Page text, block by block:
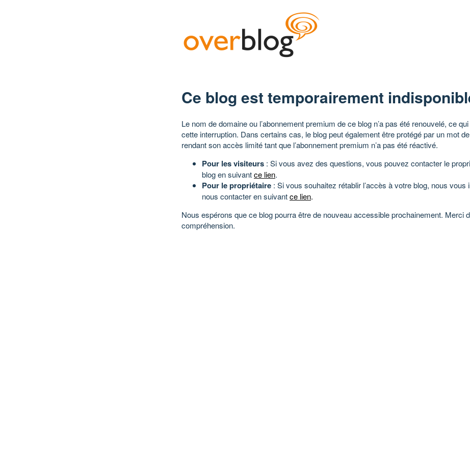
Ce blog est temporairement
Le nom de domaine ou l’abonnement premium de ce blog n’a pas été renouvelé, ce
cette interruption. Dans certains cas, le blog peut également être protégé par un mot
rendant son accès limité tant que l’abonnement premium n’a pas été réactivé.
Pour les visiteurs : Si vous avez des questions, vous pouvez contacter le
blog en suivantce lien.
Pour le propriétaire : Si vous souhaitez rétablir l’accès à votre blog, nous vous
nous contacter en suivantce lien.
Nous espérons que ce blog pourra être de nouveau accessible prochainement. Merci
compréhension.